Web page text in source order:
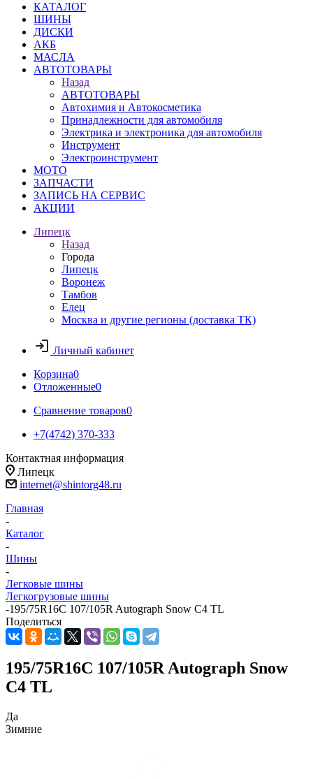
КАТАЛОГ
ШИНЫ
ДИСКИ
АКБ
МАСЛА
АВТОТОВАРЫ
Назад
АВТОТОВАРЫ
Автохимия и Автокосметика
Принадлежности для автомобиля
Электрика и электроника для автомобиля
Инструмент
Электроинструмент
МОТО
ЗАПЧАСТИ
ЗАПИСЬ НА СЕРВИС
АКЦИИ
Липецк
Назад
Города
Липецк
Воронеж
Тамбов
Елец
Москва и другие регионы (доставка ТК)
Личный кабинет
Корзина0
Отложенные0
Сравнение товаров0
+7(4742) 370-333
Контактная информация
Липецк
internet@shintorg48.ru
Главная
-
Каталог
-
Шины
-
Легковые шины
Легкогрузовые шины
-195/75R16C 107/105R Autograph Snow C4 TL
Поделиться
195/75R16C 107/105R Autograph Snow
C4 TL
Да
Зимние